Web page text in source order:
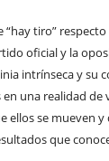
“hay tiro”
oficial y la
intrínseca y su
una realidad de
ellos se mueven
que